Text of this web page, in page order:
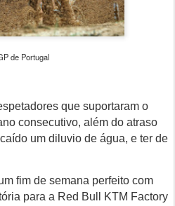
de Portugal
que suportaram o
consecutivo, além do atraso
um diluvio de água, e ter de
fim de semana perfeito com
para a Red Bull KTM Factory